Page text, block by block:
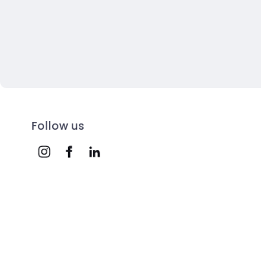
Follow us